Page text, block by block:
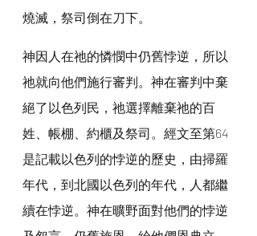
燒滅，祭司倒在刀下。
神因人在祂的憐憫中仍舊悖逆，所以
祂就向他們施行審判。神在審判中棄
絕了以色列民，祂選擇離棄祂的百
姓、帳棚、約櫃及祭司。經文至第64
是記載以色列的悖逆的歷史，由掃羅
年代，到北國以色列的年代，人都繼
續在悖逆。神在曠野面對他們的悖逆